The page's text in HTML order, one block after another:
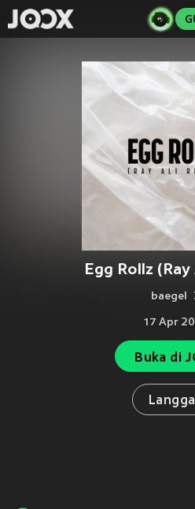
Egg Rollz
baegel
17 Apr
Buka di